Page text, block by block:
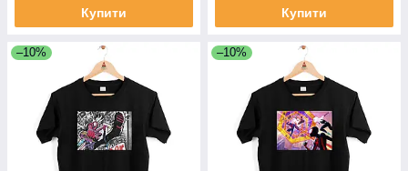
Купити Купити
–10% –10%